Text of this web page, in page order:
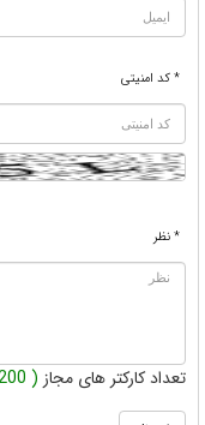
* کد امنیتی
* نظر
تعداد کارکتر های مجاز ( 200 )